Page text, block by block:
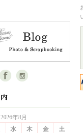
2026年8月
水 木 金
土